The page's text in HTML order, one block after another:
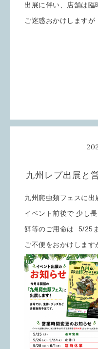
出展に伴い、店舗は臨
ご迷惑おかけします
九州レプ出展と
九州爬虫類フェスに出
イベント前後で 少し
餌等のご用命は 5/25
ご不便をおかけしま